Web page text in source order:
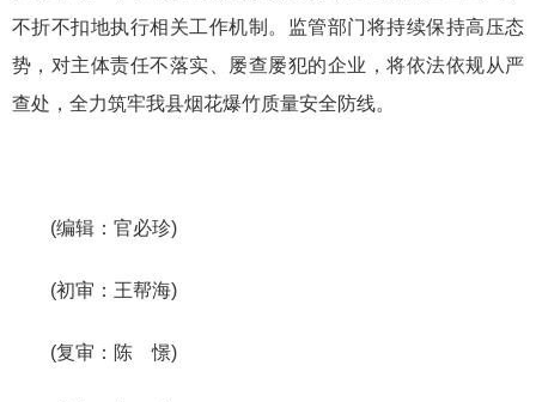
不折不扣地执行相关工作机制。监管部门将持续保持高压态
势，对主体责任不落实、屡查屡犯的企业，将依法依规从严
查处，全力筑牢我县烟花爆竹质量安全防线。
(编辑：官必珍)
(初审：王帮海)
(复审：陈 憬)